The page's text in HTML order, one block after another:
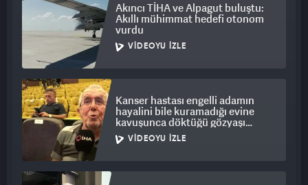
Akıncı TİHA ve Alpagut buluştu:
Akıllı mühimmat hedefi otonom
vurdu
VIDEOYU İZLE
Kanser hastası engelli adamın
hayalini bile kuramadığı evine
kavuşunca döktüğü gözyaşı
duygulandırdı
VIDEOYU İZLE